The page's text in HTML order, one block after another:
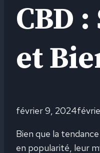
CBD
et
février 9, 2024
Bien que la
en popularité, leur